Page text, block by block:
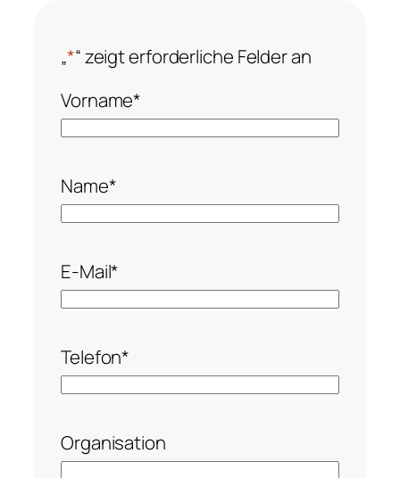
„*“ zeigt erforderliche Felder an
Vorname*
Name*
E-Mail*
Telefon*
Organisation